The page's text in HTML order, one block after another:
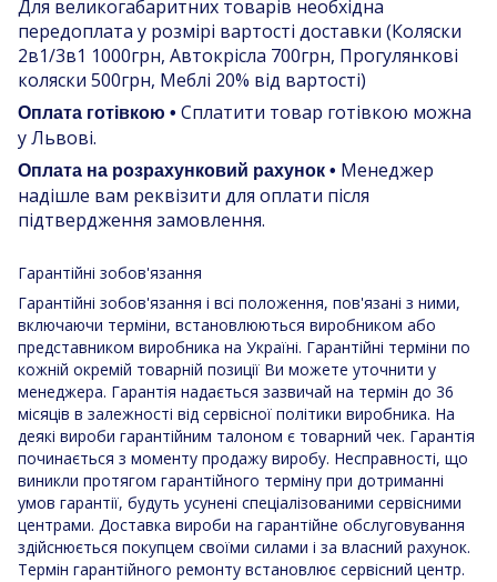
Для великогабаритних товарів необхідна
передоплата у розмірі вартості доставки (Коляски
2в1/3в1 1000грн, Автокрісла 700грн, Прогулянкові
коляски 500грн, Меблі 20% від вартості)
Оплата готівкою • Сплатити товар готівкою можна
у Львові.
Оплата на розрахунковий рахунок • Менеджер
надішле вам реквізити для оплати після
підтвердження замовлення.
Гарантійні зобов'язання
Гарантійні зобов'язання і всі положення, пов'язані з ними,
включаючи терміни, встановлюються виробником або
представником виробника на Україні. Гарантійні терміни по
кожній окремій товарній позиції Ви можете уточнити у
менеджера. Гарантія надається зазвичай на термін до 36
місяців в залежності від сервісної політики виробника. На
деякі вироби гарантійним талоном є товарний чек. Гарантія
починається з моменту продажу виробу. Несправності, що
виникли протягом гарантійного терміну при дотриманні
умов гарантії, будуть усунені спеціалізованими сервісними
центрами. Доставка вироби на гарантійне обслуговування
здійснюється покупцем своїми силами і за власний рахунок.
Термін гарантійного ремонту встановлює сервісний центр.